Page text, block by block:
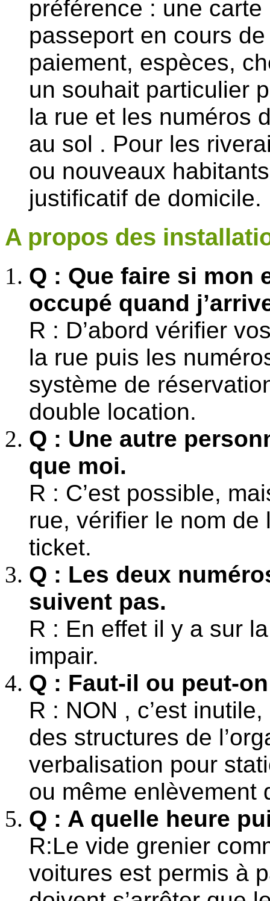
préférence : une carte
passeport en cours
paiement, espèces,
un souhait particulier
la rue et les numéros
au sol . Pour les
ou nouveaux
justificatif de domicile.
A propos des
Q : Que faire si mon
occupé quand
R : D’abord vérifier
la rue puis les
système de
double location.
Q : Une autre
que moi.
R : C’est possible,
rue, vérifier le nom de
ticket.
Q : Les deux
suivent pas.
R : En effet il y a sur
impair.
Q : Faut-il ou peut-
R : NON , c’est
des structures de
verbalisation pour
ou même enlèvement
Q : A quelle heure
R:Le vide grenier
voitures est permis à